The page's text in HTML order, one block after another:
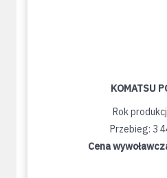
KOMATSU
Rok
Przebieg: 3
Cena